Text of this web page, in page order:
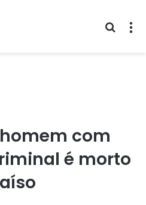
com
é morto